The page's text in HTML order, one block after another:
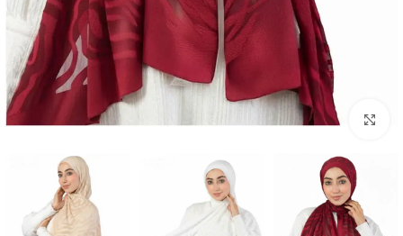
Click to enlarge